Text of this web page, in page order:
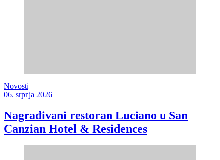
Novosti
06. srpnja 2026
Nagrađivani restoran Luciano u San
Canzian Hotel & Residences